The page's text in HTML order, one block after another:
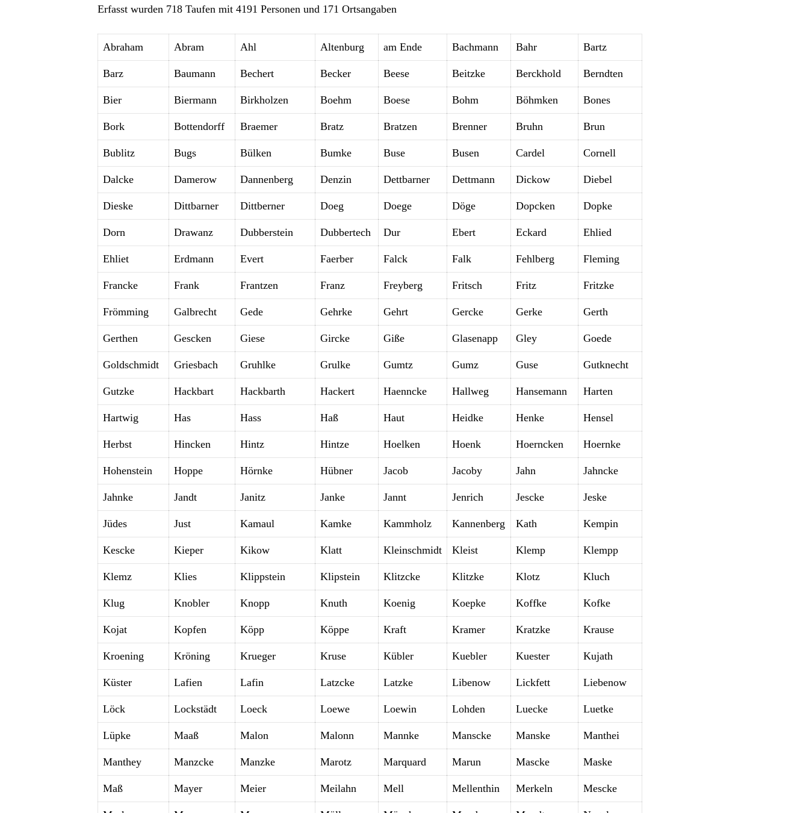
Erfasst wurden 718 Taufen mit 4191 Personen und 171 Ortsangaben
Abraham Abram Ahl Altenburg am Ende Bachmann Bahr Bartz
Barz Baumann Bechert Becker Beese Beitzke Berckhold Berndten
Bier Biermann Birkholzen Boehm Boese Bohm Böhmken Bones
Bork Bottendorff Braemer Bratz Bratzen Brenner Bruhn Brun
Bublitz Bugs Bülken Bumke Buse Busen Cardel Cornell
Dalcke Damerow Dannenberg Denzin Dettbarner Dettmann Dickow Diebel
Dieske Dittbarner Dittberner Doeg Doege Döge Dopcken Dopke
Dorn Drawanz Dubberstein Dubbertech Dur Ebert Eckard Ehlied
Ehliet Erdmann Evert Faerber Falck Falk Fehlberg Fleming
Francke Frank Frantzen Franz Freyberg Fritsch Fritz Fritzke
Frömming Galbrecht Gede Gehrke Gehrt Gercke Gerke Gerth
Gerthen Gescken Giese Gircke Giße Glasenapp Gley Goede
Goldschmidt Griesbach Gruhlke Grulke Gumtz Gumz Guse Gutknecht
Gutzke Hackbart Hackbarth Hackert Haenncke Hallweg Hansemann Harten
Hartwig Has Hass Haß Haut Heidke Henke Hensel
Herbst Hincken Hintz Hintze Hoelken Hoenk Hoerncken Hoernke
Hohenstein Hoppe Hörnke Hübner Jacob Jacoby Jahn Jahncke
Jahnke Jandt Janitz Janke Jannt Jenrich Jescke Jeske
Jüdes Just Kamaul Kamke Kammholz Kannenberg Kath Kempin
Kescke Kieper Kikow Klatt Kleinschmidt Kleist Klemp Klempp
Klemz Klies Klippstein Klipstein Klitzcke Klitzke Klotz Kluch
Klug Knobler Knopp Knuth Koenig Koepke Koffke Kofke
Kojat Kopfen Köpp Köppe Kraft Kramer Kratzke Krause
Kroening Kröning Krueger Kruse Kübler Kuebler Kuester Kujath
Küster Lafien Lafin Latzcke Latzke Libenow Lickfett Liebenow
Löck Lockstädt Loeck Loewe Loewin Lohden Luecke Luetke
Lüpke Maaß Malon Malonn Mannke Manscke Manske Manthei
Manthey Manzcke Manzke Marotz Marquard Marun Mascke Maske
Maß Mayer Meier Meilahn Mell Mellenthin Merkeln Mescke